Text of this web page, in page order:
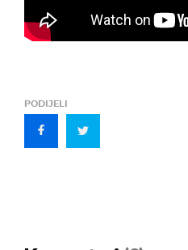
PODIJELI